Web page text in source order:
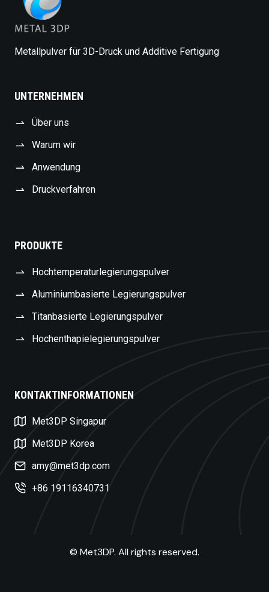
Metallpulver für 3D-Druck und Additive Fertigung
UNTERNEHMEN
Über uns
Warum wir
Anwendung
Druckverfahren
PRODUKTE
Hochtemperaturlegierungspulver
Aluminiumbasierte Legierungspulver
Titanbasierte Legierungspulver
Hochenthapielegierungspulver
KONTAKTINFORMATIONEN
Met3DP Singapur
Met3DP Korea
amy@met3dp.com
+86 19116340731
© Met3DP. All rights reserved.